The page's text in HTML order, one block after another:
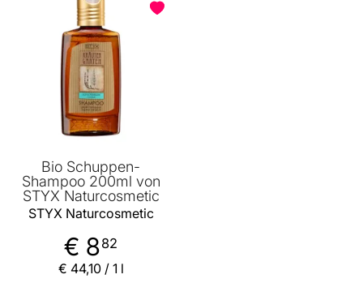
Bio Schuppen-
Shampoo 200ml von
STYX Naturcosmetic
STYX Naturcosmetic
€ 882
€ 44,10/ 1 l